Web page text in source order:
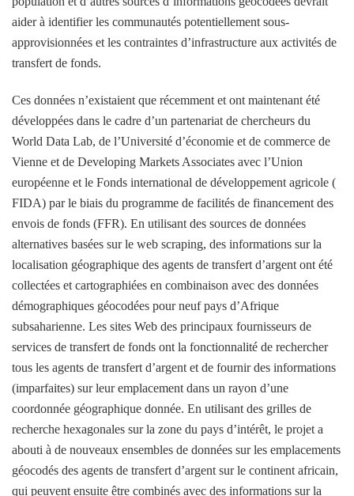
aider à identifier les communautés potentiellement sous-
approvisionnées et les contraintes d’infrastructure aux activités de
transfert de fonds.
Ces données n’existaient que récemment et ont maintenant été
développées dans le cadre d’un partenariat de chercheurs du
World Data Lab, de l’Université d’économie et de commerce de
Vienne et de Developing Markets Associates avec l’Union
européenne et le Fonds international de développement agricole (
FIDA) par le biais du programme de facilités de financement des
envois de fonds (FFR). En utilisant des sources de données
alternatives basées sur le web scraping, des informations sur la
localisation géographique des agents de transfert d’argent ont été
collectées et cartographiées en combinaison avec des données
démographiques géocodées pour neuf pays d’Afrique
subsaharienne. Les sites Web des principaux fournisseurs de
services de transfert de fonds ont la fonctionnalité de rechercher
tous les agents de transfert d’argent et de fournir des informations
(imparfaites) sur leur emplacement dans un rayon d’une
coordonnée géographique donnée. En utilisant des grilles de
recherche hexagonales sur la zone du pays d’intérêt, le projet a
abouti à de nouveaux ensembles de données sur les emplacements
géocodés des agents de transfert d’argent sur le continent africain,
qui peuvent ensuite être combinés avec des informations sur la